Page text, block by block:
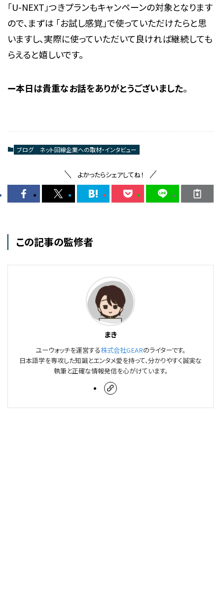
「U-NEXT」つきプランもキャンペーンの対象となります
ので、まずは 「お試し感覚」で使っていただけたらと思
いますし、実際に使っていただいて良ければ継続しても
らえると嬉しいです。
ー本日は貴重なお話をありがとうございました。
ブログ ネット回線企業への取材・インタビュー
よかったらシェアしてね！
この記事の監修者
まき
ユーウォッチを運営する株式会社GEARのライターです。
日本語学を専攻した知識とエンタメ愛を持って、分かりやすく誠実な
執筆と正確な情報発信を心がけています。